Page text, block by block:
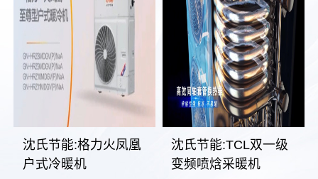
沈氏节能:格力火凤凰
户式冷暖机
沈氏节能:TCL双一级
变频喷焓采暖机